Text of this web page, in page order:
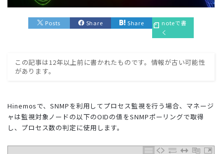
Posts Share Share
noteで書
く
この記事は12年以上前に書かれたものです。情報が古い可能性
があります。
Hinemosで、SNMPを利用してプロセス監視を行う場合、マネージ
ャは監視対象ノードの以下のOIDの値をSNMPポーリングで取得
し、プロセス数の判定に使用します。